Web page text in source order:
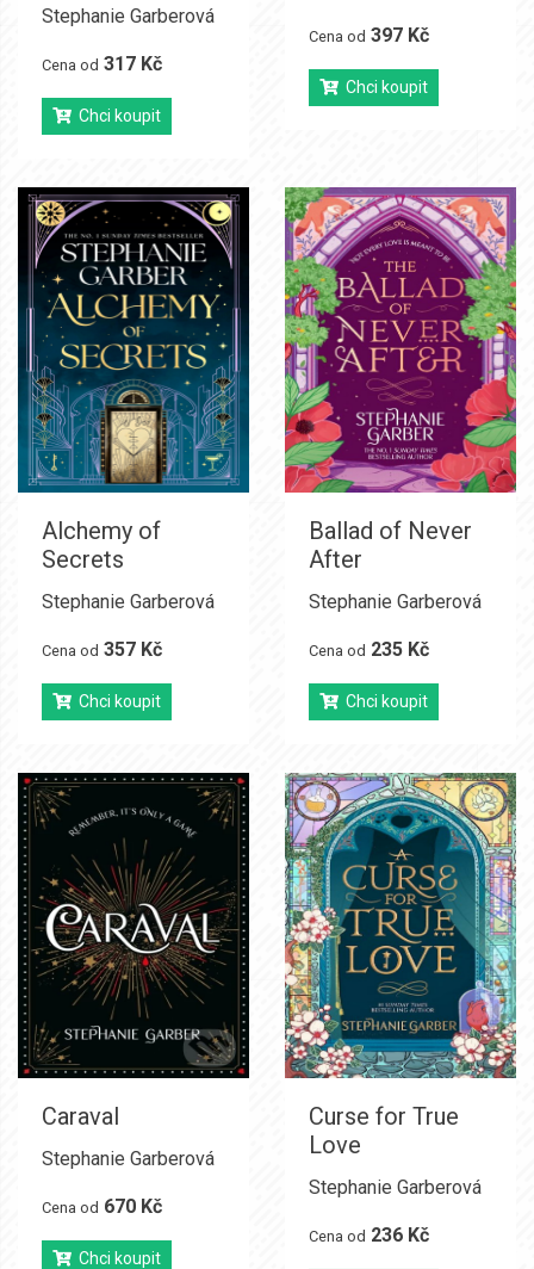
Stephanie Garberová
Cena od 317 Kč
Chci koupit
Cena od 397 Kč
Chci koupit
Alchemy of
Secrets
Stephanie Garberová
Cena od 357 Kč
Chci koupit
Ballad of Never
After
Stephanie Garberová
Cena od 235 Kč
Chci koupit
Caraval
Stephanie Garberová
Cena od 670 Kč
Chci koupit
Curse for True
Love
Stephanie Garberová
Cena od 236 Kč